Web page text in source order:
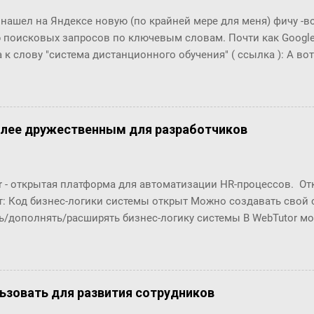
с экспертами, т.к. получается, что все богатства
от нас, нужно только их как-то найти... Информаци...
нашел на Яндексе новую (по крайней мере для меня) фичу -
поисковых запросов по ключевым словам. Почти как Google
к слову "система дистанционного обучения" ( ссылка ): А
дружественным для разработчиков
- открытая платформа для автоматизации HR-процессов.
Код бизнес-логики системы открыт Можно создавать
дополнять/расширять бизнес-логику системы В WebTutor
обновлять версии и получать техническую
и разрабатывать "с нуля": Шаблоны
отчёты ... Чтобы эти доработки были возможны, в
для развития сотрудников